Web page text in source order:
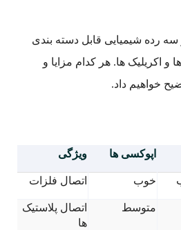
رده شیمیایی قابل دسته بندی
و اکریلیک ها. هر کدام مزایا و
خواهیم داد.
اپوکسی ها ویژگی
خوب اتصال فلزات
متوسط
اتصال پلاستیک
ها